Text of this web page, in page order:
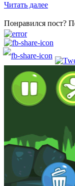
Читать далее
Понравился пост?